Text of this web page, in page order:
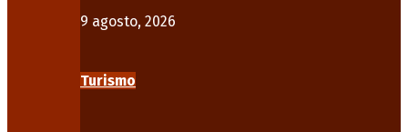
9 agosto, 2026
Turismo